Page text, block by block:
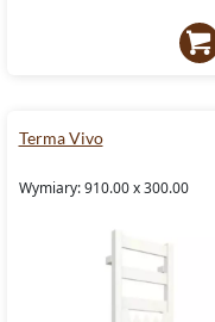
Terma Vivo
Wymiary: 910.00 x 300.00